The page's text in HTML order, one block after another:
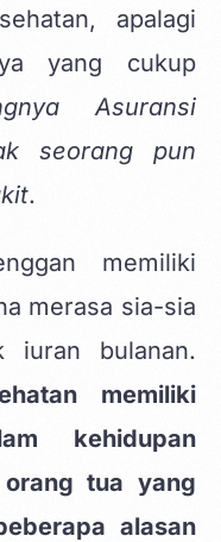
apalagi
yang cukup
Asuransi
seorang pun
.
memiliki
merasa sia-sia
iuran bulanan.
memiliki
kehidupan
tua yang
alasan